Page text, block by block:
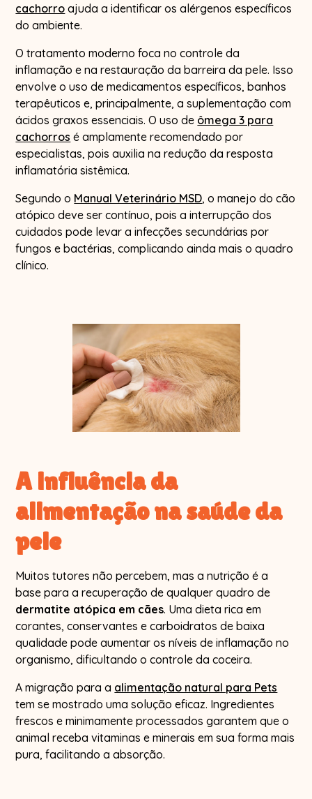
cachorro ajuda a identificar os alérgenos específicos
do ambiente.
O tratamento moderno foca no controle da
inflamação e na restauração da barreira da pele. Isso
envolve o uso de medicamentos específicos, banhos
terapêuticos e, principalmente, a suplementação com
ácidos graxos essenciais. O uso de ômega 3 para
cachorros é amplamente recomendado por
especialistas, pois auxilia na redução da resposta
inflamatória sistêmica.
Segundo o Manual Veterinário MSD, o manejo do cão
atópico deve ser contínuo, pois a interrupção dos
cuidados pode levar a infecções secundárias por
fungos e bactérias, complicando ainda mais o quadro
clínico.
A influência da
alimentação na saúde da
pele
Muitos tutores não percebem, mas a nutrição é a
base para a recuperação de qualquer quadro de
dermatite atópica em cães. Uma dieta rica em
corantes, conservantes e carboidratos de baixa
qualidade pode aumentar os níveis de inflamação no
organismo, dificultando o controle da coceira.
A migração para a alimentação natural para Pets
tem se mostrado uma solução eficaz. Ingredientes
frescos e minimamente processados garantem que o
animal receba vitaminas e minerais em sua forma mais
pura, facilitando a absorção.